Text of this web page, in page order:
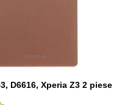
D6616, Xperia Z3 2 piese